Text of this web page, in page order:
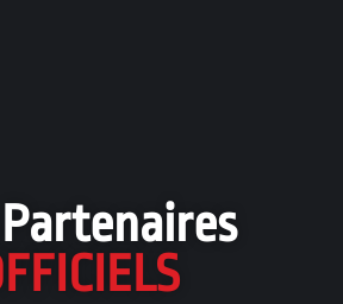
Partenaires